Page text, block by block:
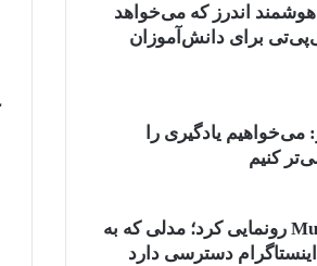
هوشمند اندرز که می‌خواهد
برای دانش‌آموزان
می‌خواهیم یادگیری را
کنیم
متا از Muse Image رونمایی کرد؛ مدلی که به
دسترسی دارد